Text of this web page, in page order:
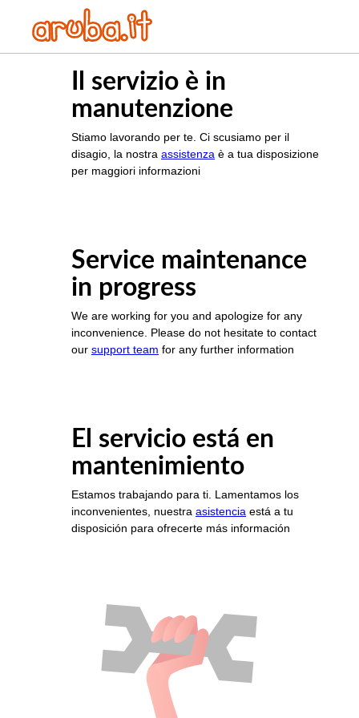
Il servizio è in
manutenzione
Stiamo lavorando per te. Ci scusiamo per il
disagio, la nostra assistenza è a tua disposizione
per maggiori informazioni
Service maintenance
in progress
We are working for you and apologize for any
inconvenience. Please do not hesitate to contact
our support team for any further information
El servicio está en
mantenimiento
Estamos trabajando para ti. Lamentamos los
inconvenientes, nuestra asistencia está a tu
disposición para ofrecerte más información